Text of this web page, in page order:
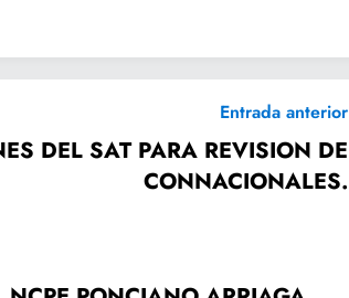
Entrada anterior
DEL SAT PARA REVISION DE
CONNACIONALES.